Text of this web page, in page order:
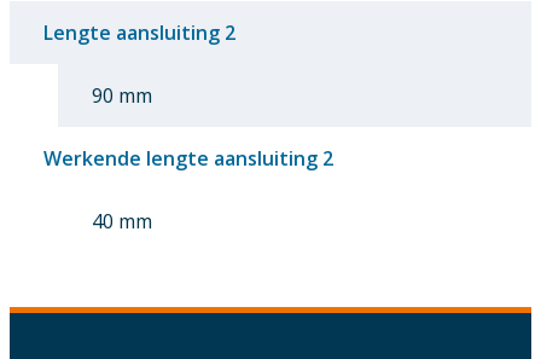
Lengte aansluiting 2
90 mm
Werkende lengte aansluiting 2
40 mm